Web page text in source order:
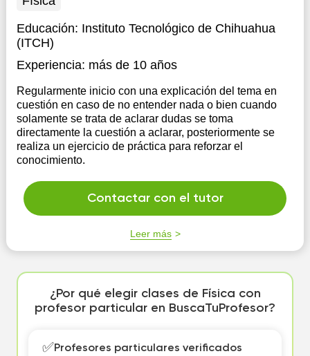
Educación: Instituto Tecnológico de Chihuahua
(ITCH)
Experiencia: más de 10 años
Regularmente inicio con una explicación del tema en
cuestión en caso de no entender nada o bien cuando
solamente se trata de aclarar dudas se toma
directamente la cuestión a aclarar, posteriormente se
realiza un ejercicio de práctica para reforzar el
conocimiento.
Contactar con el tutor
Leer más
¿Por qué elegir clases de Física con
profesor particular en BuscaTuProfesor?
✅Profesores particulares verificados